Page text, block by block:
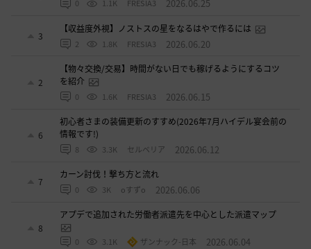
0 1.1K FRESIA3 2026.06.25
3
【収益度外視】ノストスの星をなるはやで作るには
2 1.8K FRESIA3 2026.06.20
2
【物々交換/交易】時間がない日でも稼げるようにするコツ
を紹介
0 1.6K FRESIA3 2026.06.15
6
初心者さまの装備更新のすすめ(2026年7月ハイデル宴会前の
情報です!)
8 3.3K セルベリア 2026.06.12
7
カーン討伐！撃ち方と流れ
0 3K oすずo 2026.06.06
8
アプデで追加された労働者派遣先を中心とした派遣マップ
0 3.1K ザンナック-日本 2026.06.04